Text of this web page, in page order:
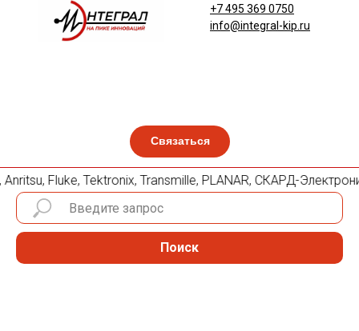
Связаться
+7 495 369 0750
info@integral-kip.ru
Fluke, Tektronix, Transmille, PLANAR, СКАРД-
Поиск